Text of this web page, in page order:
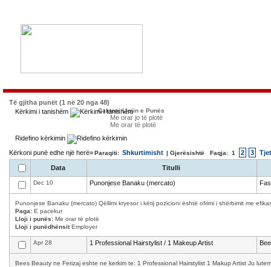
Të gjitha punët (1 në 20 nga 48)
Kërkimi i tanishëm
Caktoni Llojin e Punës
Me orar jo të plotë
Me orar të plotë
Ridefino kërkimin
Kërkoni punë edhe një herë»Paraqiti: Shkurtimisht | Gjerësishtë Faqja: 1 2 3
Data Titulli
Dec 10 Punonjese Banaku (mercato)
Punonjese Banaku (mercato) Qëllimi kryesor i këtij pozicioni është ofrimi i shërbimit me
Paga: E pacekur
Lloji i punës: Me orar të plotë
Lloji i punëdhënsitEmployer
Apr 28 1 Professional Hairstylist / 1 Makeup Artist
Bees Beauty ne Ferizaj eshte ne kerkim te: 1 Professional Hairstylist 1 Makup Artist Ju